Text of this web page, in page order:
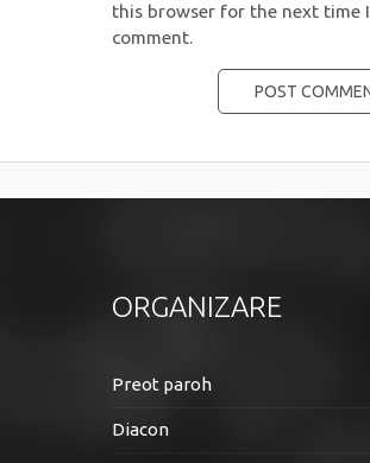
this browser for the next time I
comment.
ORGANIZARE
Preot paroh
Diacon